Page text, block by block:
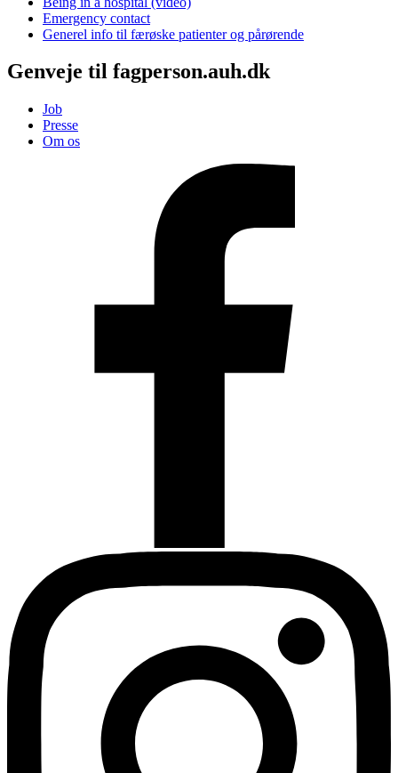
Emergency contact
Generel info til færøske patienter og pårørende
Genveje til fagperson.auh.dk
Job
Presse
Om os